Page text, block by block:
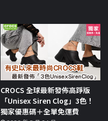
CROCS 全球最新發佈高踭版
「Unisex Siren Clog」3色！
獨家優惠碼＋全單免運費